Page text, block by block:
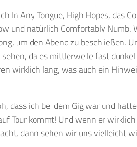
In Any Tongue, High Hopes, das
und natürlich Comfortably Numb.
um den Abend zu beschließen.
da es mittlerweile fast
wirklich lang, was auch ein
dass ich bei dem Gig war und
Tour kommt! Und wenn er
dann sehen wir uns vielleicht